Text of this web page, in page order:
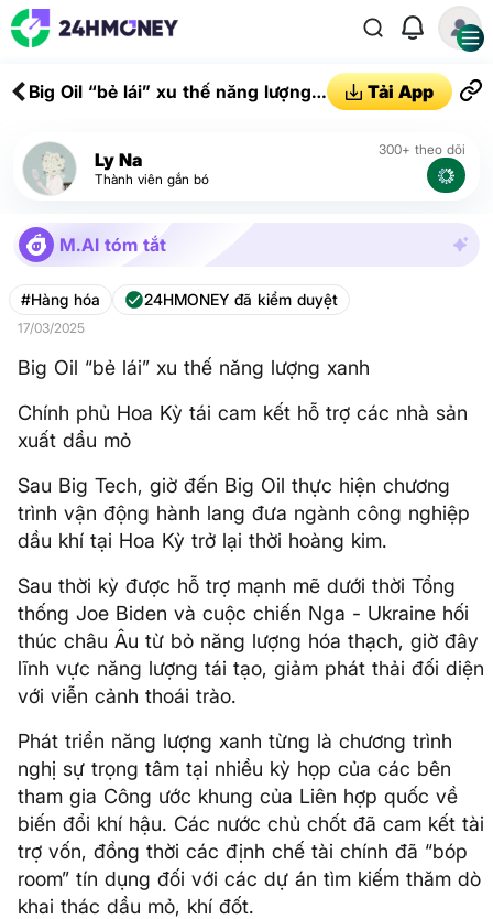
Big Oil “bẻ lái” xu thế năng lượng
Tải App
Ly Na
Thành viên gắn bó
300+ theo dõi
M.AI tóm tắt
#Hàng hóa 24HMONEY đã kiểm duyệt
17/03/2025
Big Oil “bẻ lái” xu thế năng lượng xanh
Chính phủ Hoa Kỳ tái cam kết hỗ trợ các nhà sản
xuất dầu mỏ
Sau Big Tech, giờ đến Big Oil thực hiện chương
trình vận động hành lang đưa ngành công nghiệp
dầu khí tại Hoa Kỳ trở lại thời hoàng kim.
Sau thời kỳ được hỗ trợ mạnh mẽ dưới thời Tổng
thống Joe Biden và cuộc chiến Nga - Ukraine hối
thúc châu Âu từ bỏ năng lượng hóa thạch, giờ đây
lĩnh vực năng lượng tái tạo, giảm phát thải đối diện
với viễn cảnh thoái trào.
Phát triển năng lượng xanh từng là chương trình
nghị sự trọng tâm tại nhiều kỳ họp của các bên
tham gia Công ước khung của Liên hợp quốc về
biến đổi khí hậu. Các nước chủ chốt đã cam kết tài
trợ vốn, đồng thời các định chế tài chính đã “bóp
room” tín dụng đối với các dự án tìm kiếm thăm dò
khai thác dầu mỏ, khí đốt.